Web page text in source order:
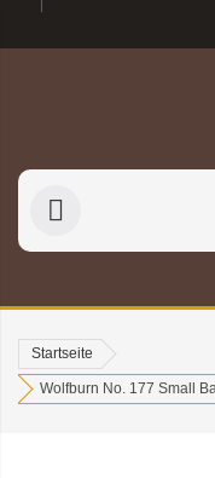
Startseite
Wolfburn No. 177 Small